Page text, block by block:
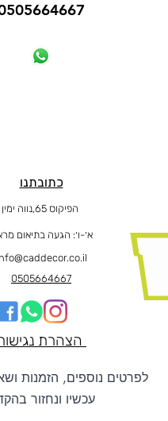
כתובתנו
א׳-ו׳: הגעה בתיאום
0505664667
לפרטים נוספים, הזמנות
עכשיו ונחזור